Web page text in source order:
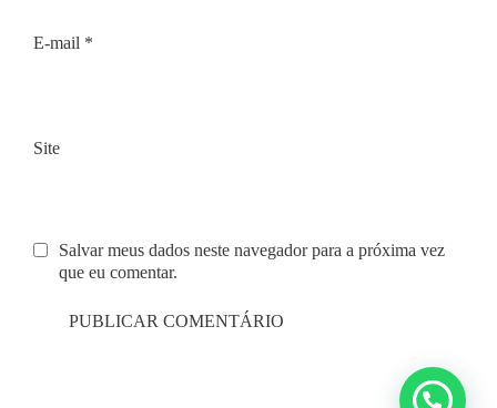
E-mail *
Site
Salvar meus dados neste navegador para a próxima vez
que eu comentar.